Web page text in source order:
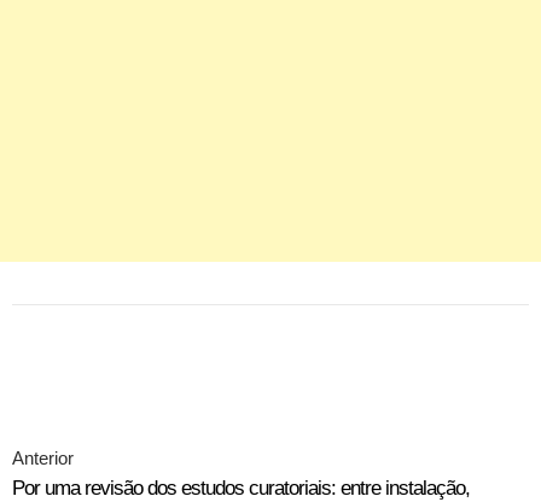
Anterior
Por uma revisão dos estudos curatoriais: entre instalação,